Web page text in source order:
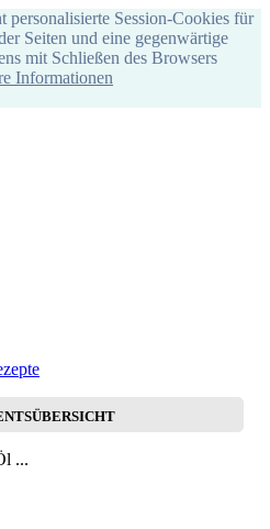
personalisierte Session-Cookies für
Seiten und eine gegenwärtige
mit Schließen des Browsers
Informationen
...